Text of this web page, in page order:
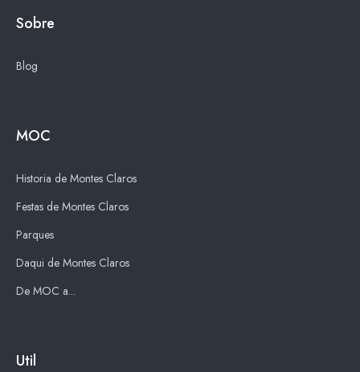
Sobre
Blog
MOC
Historia de Montes Claros
Festas de Montes Claros
Parques
Daqui de Montes Claros
De MOC a...
Util